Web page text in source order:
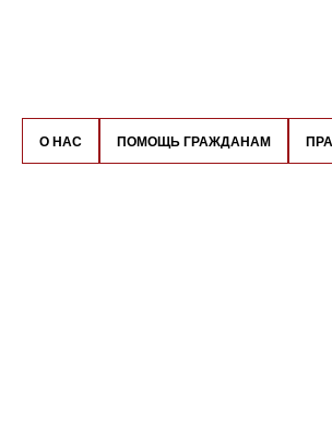
О НАС ПОМОЩЬ ГРАЖДАНАМ